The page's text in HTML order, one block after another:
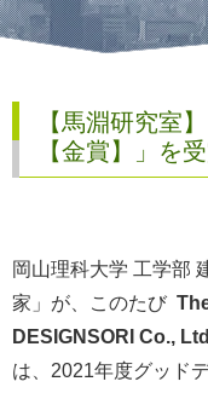
【馬淵研究室
【金賞】」を受
岡山理科大学 工学部
家」が、このたび
DESIGNSORI Co.,
は、2021年度グッド